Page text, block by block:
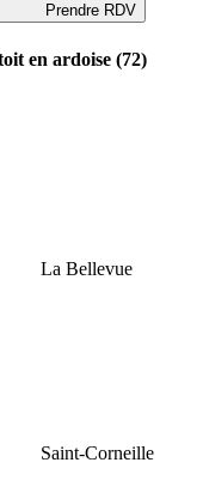
Prendre RDV
en ardoise (72)
La Bellevue
Saint-Corneille